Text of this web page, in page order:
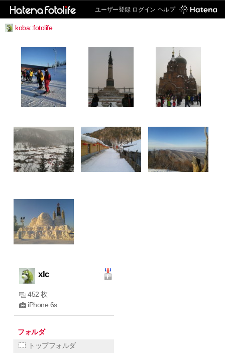
ユーザー登録 ログイン ヘルプ
koba::fotolife
xlc
452 枚
iPhone 6s
フォルダ
トップフォルダ